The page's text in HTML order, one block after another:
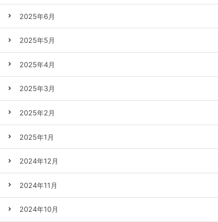
2025年6月
2025年5月
2025年4月
2025年3月
2025年2月
2025年1月
2024年12月
2024年11月
2024年10月